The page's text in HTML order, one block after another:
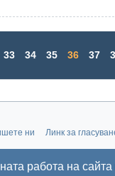
работа на
33 34 35 36 37
ни Линк за